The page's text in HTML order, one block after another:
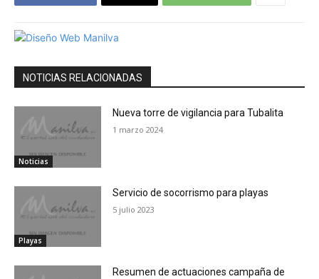
NOTICIAS RELACIONADAS
Noticias
Nueva torre de vigilancia para Tubalita
1 marzo 2024
Playas
Servicio de socorrismo para playas
5 julio 2023
Resumen de actuaciones campaña de